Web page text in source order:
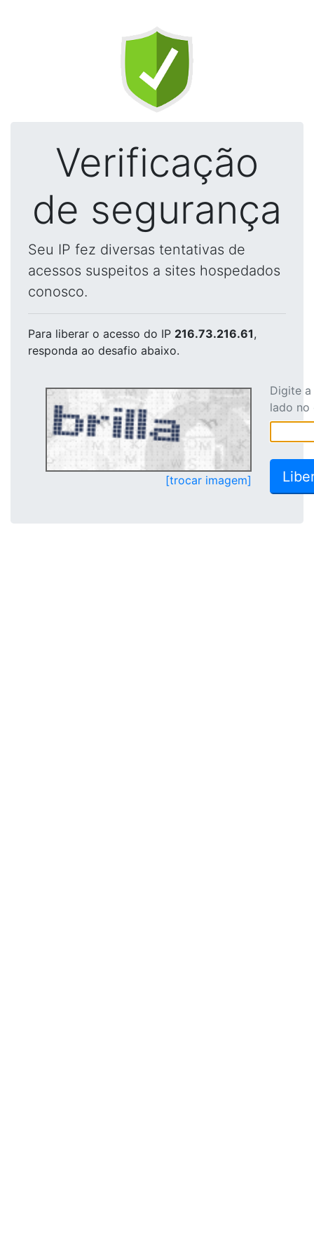
Verificação
de segurança
Seu IP fez diversas tentativas de
acessos suspeitos a sites hospedados
conosco.
Para liberar o acesso do IP 216.73.216.61,
responda ao desafio abaixo.
[trocar imagem]
Digite
lado no